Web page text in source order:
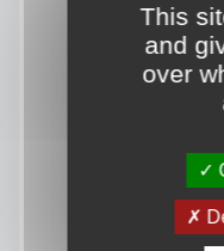
This
and
over